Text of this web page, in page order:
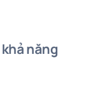
năng